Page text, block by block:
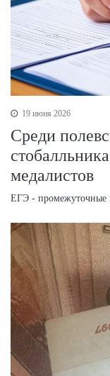
19 июня 2026
Среди
медалистов
ЕГЭ - промежуточные